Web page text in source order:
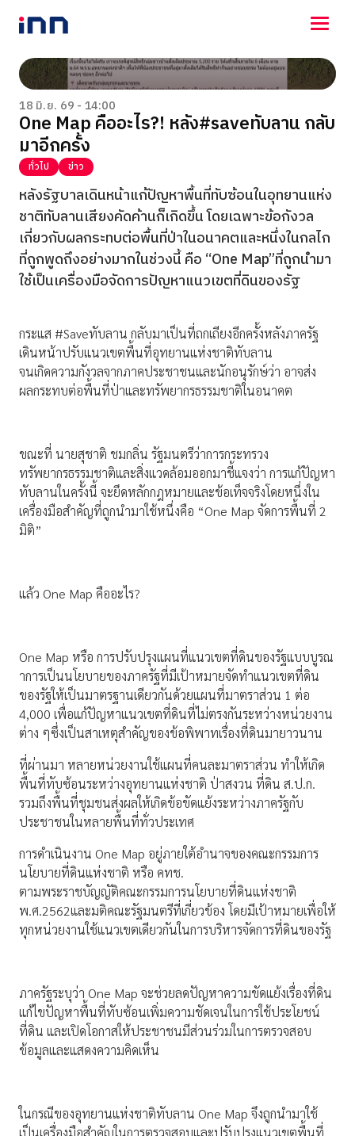
NEWS
ENTERTAINMENT
LIFESTYLE
HOROSCOPE
LOTTERY
VIDEO
ร่วมด้วยช่วยกัน
18 มิ.ย. 69 - 14:00
One Map คืออะไร?! หลัง#saveทับลาน กลับ
มาอีกครั้ง
ทั่วไป ข่าว
หลังรัฐบาลเดินหน้าแก้ปัญหาพื้นที่ทับซ้อนในอุทยานแห่ง
ชาติทับลานเสียงคัดค้านก็เกิดขึ้น โดยเฉพาะข้อกังวล
เกี่ยวกับผลกระทบต่อพื้นที่ป่าในอนาคตและหนึ่งในกลไก
ที่ถูกพูดถึงอย่างมากในช่วงนี้ คือ “One Map”ที่ถูกนำมา
ใช้เป็นเครื่องมือจัดการปัญหาแนวเขตที่ดินของรัฐ
กระแส #Saveทับลาน กลับมาเป็นที่ถกเถียงอีกครั้งหลังภาครัฐ
เดินหน้าปรับแนวเขตพื้นที่อุทยานแห่งชาติทับลาน
จนเกิดความกังวลจากภาคประชาชนและนักอนุรักษ์ว่า อาจส่ง
ผลกระทบต่อพื้นที่ป่าและทรัพยากรธรรมชาติในอนาคต
ขณะที่ นายสุชาติ ชมกลิ่น รัฐมนตรีว่าการกระทรวง
ทรัพยากรธรรมชาติและสิ่งแวดล้อมออกมาชี้แจงว่า การแก้ปัญหา
ทับลานในครั้งนี้ จะยึดหลักกฎหมายและข้อเท็จจริงโดยหนึ่งใน
เครื่องมือสำคัญที่ถูกนำมาใช้หนึ่งคือ “One Map จัดการพื้นที่ 2
มิติ”
แล้ว One Map คืออะไร?
One Map หรือ การปรับปรุงแผนที่แนวเขตที่ดินของรัฐแบบบูรณ
าการเป็นนโยบายของภาครัฐที่มีเป้าหมายจัดทำแนวเขตที่ดิน
ของรัฐให้เป็นมาตรฐานเดียวกันด้วยแผนที่มาตราส่วน 1 ต่อ
4,000 เพื่อแก้ปัญหาแนวเขตที่ดินที่ไม่ตรงกันระหว่างหน่วยงาน
ต่าง ๆซึ่งเป็นสาเหตุสำคัญของข้อพิพาทเรื่องที่ดินมายาวนาน
ที่ผ่านมา หลายหน่วยงานใช้แผนที่คนละมาตราส่วน ทำให้เกิด
พื้นที่ทับซ้อนระหว่างอุทยานแห่งชาติ ป่าสงวน ที่ดิน ส.ป.ก.
รวมถึงพื้นที่ชุมชนส่งผลให้เกิดข้อขัดแย้งระหว่างภาครัฐกับ
ประชาชนในหลายพื้นที่ทั่วประเทศ
การดำเนินงาน One Map อยู่ภายใต้อำนาจของคณะกรรมการ
นโยบายที่ดินแห่งชาติ หรือ คทช.
ตามพระราชบัญญัติคณะกรรมการนโยบายที่ดินแห่งชาติ
พ.ศ.2562และมติคณะรัฐมนตรีที่เกี่ยวข้อง โดยมีเป้าหมายเพื่อให้
ทุกหน่วยงานใช้แนวเขตเดียวกันในการบริหารจัดการที่ดินของรัฐ
ภาครัฐระบุว่า One Map จะช่วยลดปัญหาความขัดแย้งเรื่องที่ดิน
แก้ไขปัญหาพื้นที่ทับซ้อนเพิ่มความชัดเจนในการใช้ประโยชน์
ที่ดิน และเปิดโอกาสให้ประชาชนมีส่วนร่วมในการตรวจสอบ
ข้อมูลและแสดงความคิดเห็น
ในกรณีของอุทยานแห่งชาติทับลาน One Map จึงถูกนำมาใช้
เป็นเครื่องมือสำคัญในการตรวจสอบและปรับปรุงแนวเขตพื้นที่